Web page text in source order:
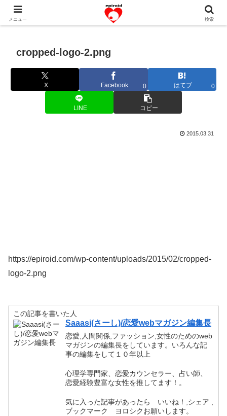
恋愛共感エピソード。あなたのストーリーを変えていく！。
cropped-logo-2.png
X Facebook 0 はてブ 0
LINE コピー
2015.03.31
https://epiroid.com/wp-content/uploads/2015/02/cropped-
logo-2.png
この記事を書いた人
Saaasi(さーし)/恋愛webマガジン編集長
恋愛,人間関係,ファッション,女性のためのweb
マガジンの編集長をしています。いろんな記
事の編集をして１０年以上
心理学専門家、恋愛カウンセラー、占い師、
恋愛経験豊富な女性を推してます！。
気に入った記事があったら いいね！,シェア ,
ブックマーク ヨロシクお願いします。
メニュー 検索